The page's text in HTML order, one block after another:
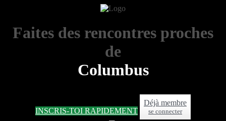
Faites des rencontres proches
de
Columbus
INSCRIS-TOI RAPIDEMENT
Déjà membre
se connecter